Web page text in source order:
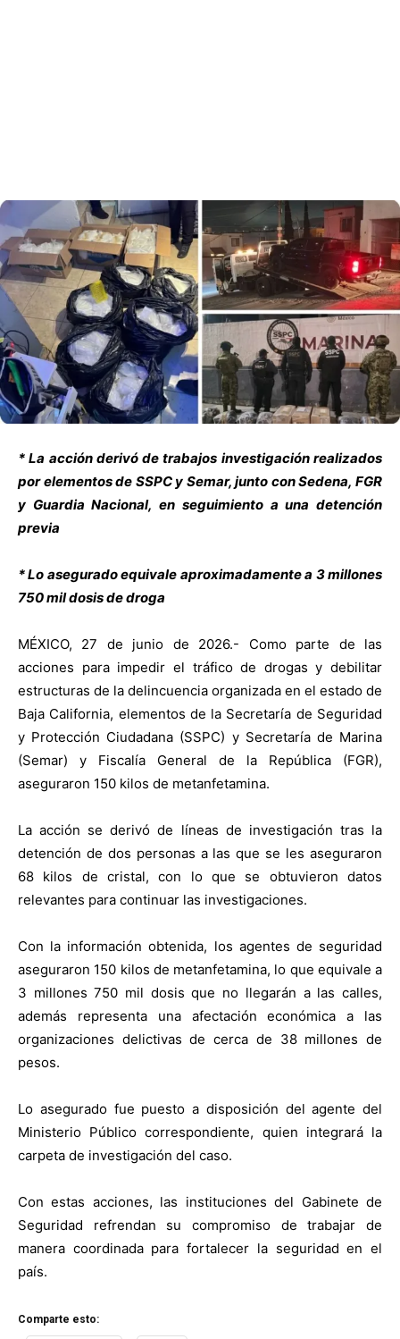
* La acción derivó de trabajos investigación realizados
por elementos de SSPC y Semar, junto con Sedena, FGR
y Guardia Nacional, en seguimiento a una detención
previa
* Lo asegurado equivale aproximadamente a 3 millones
750 mil dosis de droga
MÉXICO, 27 de junio de 2026.- Como parte de las
acciones para impedir el tráfico de drogas y debilitar
estructuras de la delincuencia organizada en el estado de
Baja California, elementos de la Secretaría de Seguridad
y Protección Ciudadana (SSPC) y Secretaría de Marina
(Semar) y Fiscalía General de la República (FGR),
aseguraron 150 kilos de metanfetamina.
La acción se derivó de líneas de investigación tras la
detención de dos personas a las que se les aseguraron
68 kilos de cristal, con lo que se obtuvieron datos
relevantes para continuar las investigaciones.
Con la información obtenida, los agentes de seguridad
aseguraron 150 kilos de metanfetamina, lo que equivale a
3 millones 750 mil dosis que no llegarán a las calles,
además representa una afectación económica a las
organizaciones delictivas de cerca de 38 millones de
pesos.
Lo asegurado fue puesto a disposición del agente del
Ministerio Público correspondiente, quien integrará la
carpeta de investigación del caso.
Con estas acciones, las instituciones del Gabinete de
Seguridad refrendan su compromiso de trabajar de
manera coordinada para fortalecer la seguridad en el
país.
Comparte esto: